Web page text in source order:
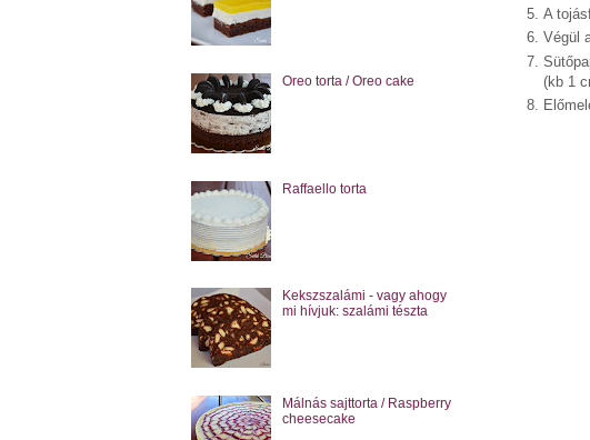
A
Végül
(kb 1
Oreo torta / Oreo cake
Raffaello torta
Kekszszalámi - vagy ahogy
mi hívjuk: szalámi tészta
Málnás sajttorta / Raspberry
cheesecake